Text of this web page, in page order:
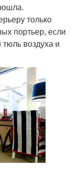
только
портьер, если
воздуха и